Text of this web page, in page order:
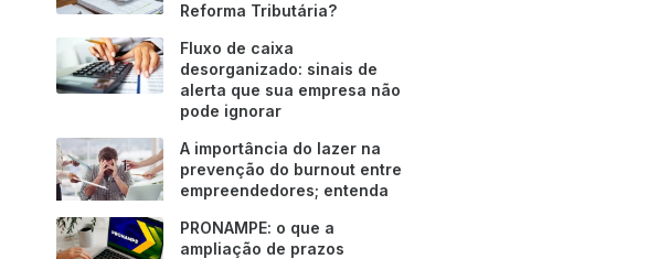
Reforma Tributária?
Fluxo de caixa
desorganizado: sinais de
alerta que sua empresa não
pode ignorar
A importância do lazer na
prevenção do burnout entre
empreendedores; entenda
PRONAMPE: o que a
ampliação de prazos